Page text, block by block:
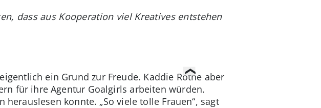
dass aus Kooperation viel Kreatives entstehen
ein Grund zur Freude. Kaddie Rothe aber
für ihre Agentur Goalgirls arbeiten würden.
konnte. „So viele tolle Frauen“, sagt